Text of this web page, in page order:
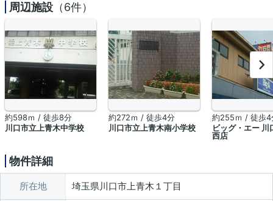
周辺施設 （6件）
約598ｍ / 徒歩8分
川口市立上青木中学校
約272ｍ / 徒歩4分
川口市立上青木南小学校
約255ｍ / 徒歩4
ビッグ・エー 川
西店
物件詳細
所在地 埼玉県川口市上青木１丁目